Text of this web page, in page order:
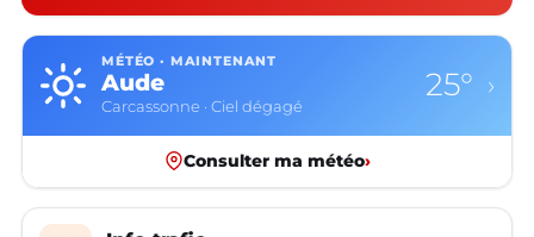
MÉTÉO · MAINTENANT
Aude
Carcassonne · Ciel dégagé
25° ›
Consulter ma météo›